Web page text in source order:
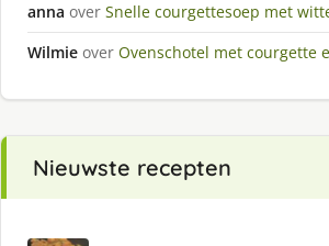
anna over Snelle courgettesoep met
Wilmie over Ovenschotel met courgette
Nieuwste recepten